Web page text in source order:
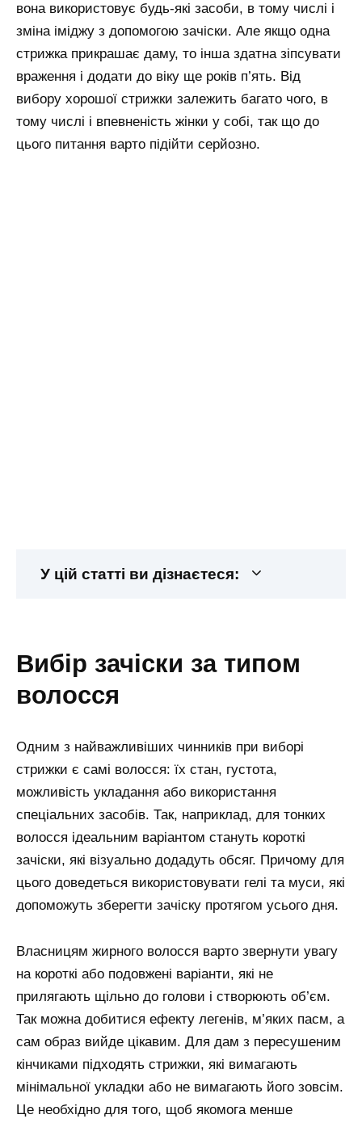
вона використовує будь-які засоби, в тому числі і
зміна іміджу з допомогою зачіски. Але якщо одна
стрижка прикрашає даму, то інша здатна зіпсувати
враження і додати до віку ще років п’ять. Від
вибору хорошої стрижки залежить багато чого, в
тому числі і впевненість жінки у собі, так що до
цього питання варто підійти серйозно.
У цій статті ви дізнаєтеся:
вибір зачіски за типом
волосся
Одним з найважливіших чинників при виборі
стрижки є самі волосся: їх стан, густота,
можливість укладання або використання
спеціальних засобів. Так, наприклад, для тонких
волосся ідеальним варіантом стануть короткі
зачіски, які візуально додадуть обсяг. Причому для
цього доведеться використовувати гелі та муси, які
допоможуть зберегти зачіску протягом усього дня.
Власницям жирного волосся варто звернути увагу
на короткі або подовжені варіанти, які не
прилягають щільно до голови і створюють об’єм.
Так можна добитися ефекту легенів, м’яких пасм, а
сам образ вийде цікавим. Для дам з пересушеним
кінчиками підходять стрижки, які вимагають
мінімальної укладки або не вимагають його зовсім.
Це необхідно для того, щоб якомога менше